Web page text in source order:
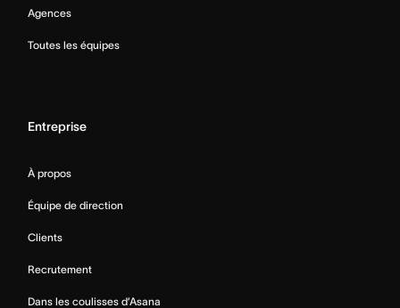
Agences
Toutes les équipes
Entreprise
À propos
Équipe de direction
Clients
Recrutement
Dans les coulisses d’Asana